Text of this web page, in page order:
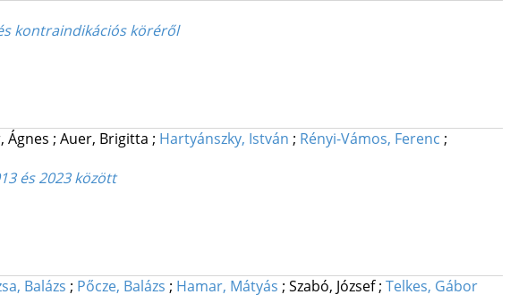
kontraindikációs köréről
Ágnes ; Auer, Brigitta ; Hartyánszky, István ; Rényi-Vámos, Ferenc ;
és 2023 között
Balázs ; Pőcze, Balázs ; Hamar, Mátyás ; Szabó, József; Telkes, Gábor